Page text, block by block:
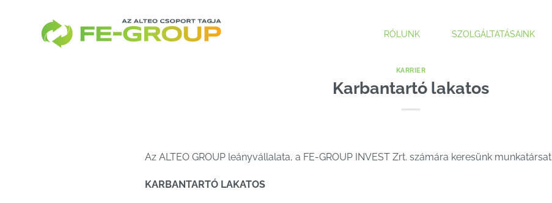
RÓLUNK SZOLGÁLTATÁSAINK
KARRIER
Karbantartó lakatos
Az ALTEO GROUP leányvállalata, a FE-GROUP INVEST Zrt. számára keresünk munkatársat
KARBANTARTÓ LAKATOS